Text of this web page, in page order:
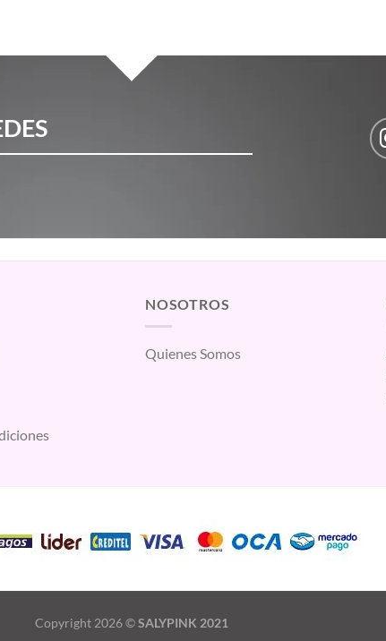
NOSOTROS
Quienes Somos
Copyright 2026 ©SALYPINK 2021